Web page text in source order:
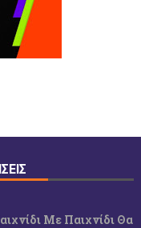
Με Παιχνίδι Θα